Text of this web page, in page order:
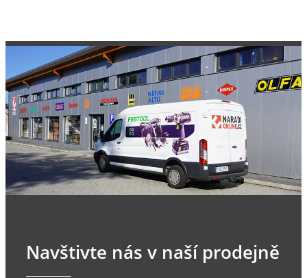
Navštivte nás v naší prodejně